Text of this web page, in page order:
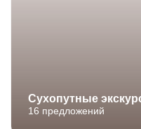
Сухопутные
16 предложений